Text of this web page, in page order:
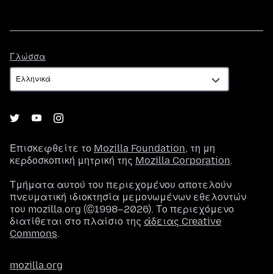
Γλώσσα
Επισκεφθείτε το Mozilla Foundation, τη μη
κερδοσκοπική μητρική της Mozilla Corporation.
Τμήματα αυτού του περιεχομένου αποτελούν
πνευματική ιδιοκτησία μεμονωμένων εθελοντών
του mozilla.org (©1998–2026). Το περιεχόμενο
διατίθεται στο πλαίσιο της άδειας Creative
Commons.
mozilla.org